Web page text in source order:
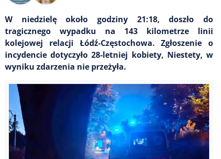
W niedzielę około godziny 21:18, doszło do
tragicznego wypadku na 143 kilometrze linii
kolejowej relacji Łódź-Częstochowa. Zgłoszenie o
incydencie dotyczyło 28-letniej kobiety, Niestety, w
wyniku zdarzenia nie przeżyła.